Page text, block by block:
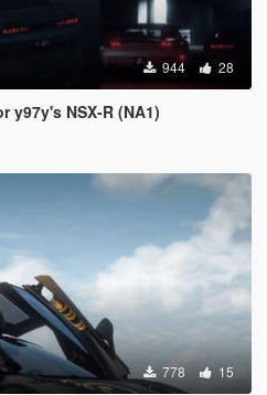
944 28
y97y's NSX-R (NA1)
778 15